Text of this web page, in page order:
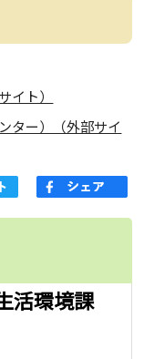
イト）
ター）（外部サイ
活環境課